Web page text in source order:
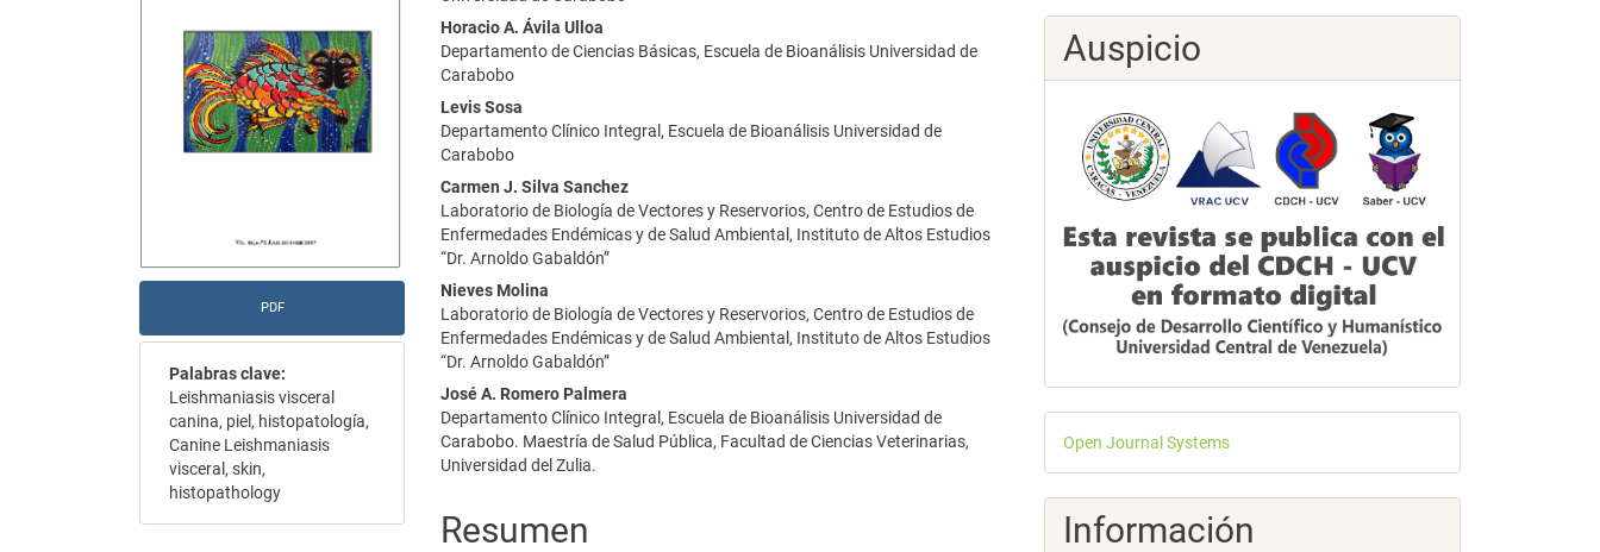
del
artículo
PDF
Palabras clave:
Leishmaniasis visceral
canina, piel, histopatología,
Canine Leishmaniasis
visceral, skin,
histopathology
del
artículo
Horacio A. Ávila Ulloa
Departamento de Ciencias Básicas, Escuela de Bioanálisis Universidad de
Carabobo
Levis Sosa
Departamento Clínico Integral, Escuela de Bioanálisis Universidad de
Carabobo
Carmen J. Silva Sanchez
Laboratorio de Biología de Vectores y Reservorios, Centro de Estudios de
Enfermedades Endémicas y de Salud Ambiental, Instituto de Altos Estudios
“Dr. Arnoldo Gabaldón”
Nieves Molina
Laboratorio de Biología de Vectores y Reservorios, Centro de Estudios de
Enfermedades Endémicas y de Salud Ambiental, Instituto de Altos Estudios
“Dr. Arnoldo Gabaldón”
José A. Romero Palmera
Departamento Clínico Integral, Escuela de Bioanálisis Universidad de
Carabobo. Maestría de Salud Pública, Facultad de Ciencias Veterinarias,
Universidad del Zulia.
Resumen
Auspicio
Desarrollado
por
Open Journal Systems
Información